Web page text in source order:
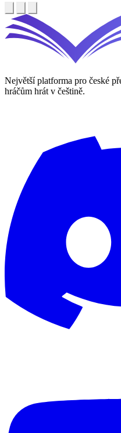
Největší platforma pro české
hráčům hrát v češtině.